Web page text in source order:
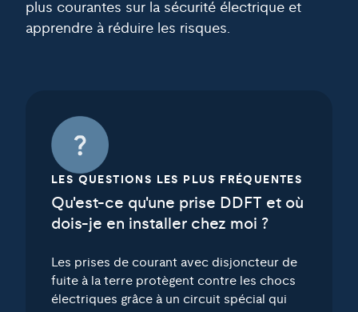
plus courantes sur la sécurité électrique et
apprendre à réduire les risques.
LES QUESTIONS LES PLUS FRÉQUENTES
Qu'est-ce qu'une prise DDFT et où
dois-je en installer chez moi ?
Les prises de courant avec disjoncteur de
fuite à la terre protègent contre les chocs
électriques grâce à un circuit spécial qui